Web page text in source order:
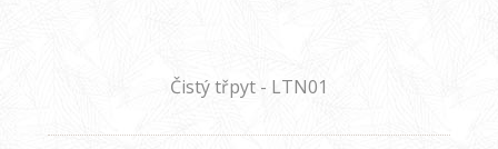
Čistý třpyt - LTN01